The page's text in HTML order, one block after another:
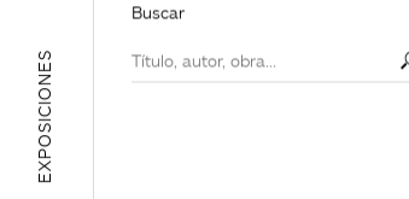
EXPOSICIONES
Buscar